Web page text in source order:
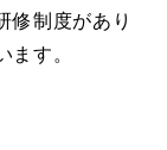
修制度があり
ます。